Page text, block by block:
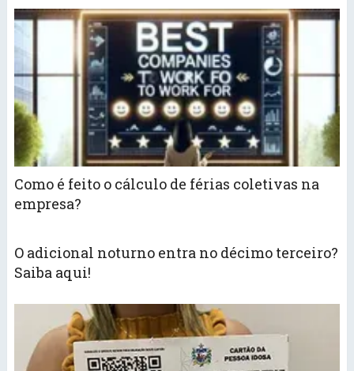
Como é feito o cálculo de férias coletivas na
empresa?
O adicional noturno entra no décimo terceiro?
Saiba aqui!